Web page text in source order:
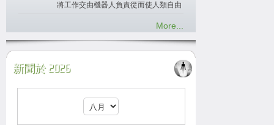
將工作交由機器人負責從而使人類自由
More...
新聞於 2026